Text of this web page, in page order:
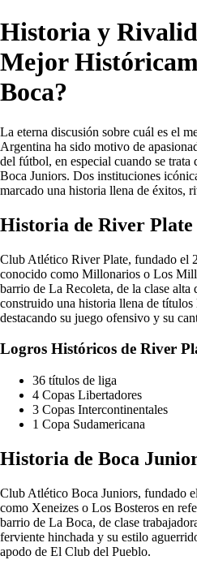
Historia y
Mejor
Boca?
La eterna discusión sobre cuál es el
Argentina ha sido motivo de
del fútbol, en especial cuando se
Boca Juniors. Dos instituciones
marcado una historia llena de éxitos,
Historia de River Plate
Club Atlético River Plate, fundado el
conocido como Millonarios o Los
barrio de La Recoleta, de la clase
construido una historia llena de títulos
destacando su juego ofensivo y su
Logros Históricos de River
36 títulos de liga
4 Copas Libertadores
3 Copas Intercontinentales
1 Copa Sudamericana
Historia de Boca
Club Atlético Boca Juniors, fundado
como Xeneizes o Los Bosteros en
barrio de La Boca, de clase
ferviente hinchada y su estilo
apodo de El Club del Pueblo.